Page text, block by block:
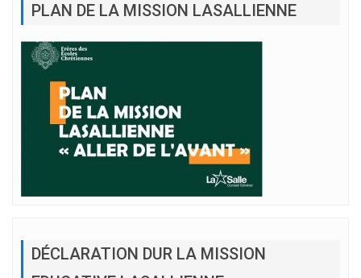
PLAN DE LA MISSION LASALLIENNE
DÉCLARATION DUR LA MISSION